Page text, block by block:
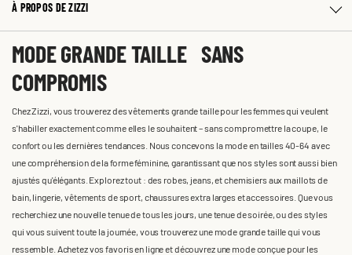
À PROPOS DE ZIZZI
MODE GRANDE TAILLE SANS
COMPROMIS
Chez Zizzi, vous trouverez des vêtements grande taille pour les femmes qui veulent
s'habiller exactement comme elles le souhaitent – sans compromettre la coupe, le
confort ou les dernières tendances. Nous concevons la mode en tailles 40-64 avec
une compréhension de la forme féminine, garantissant que nos styles sont aussi bien
ajustés qu'élégants. Explorez tout : des robes, jeans, et chemisiers aux maillots de
bain, lingerie, vêtements de sport, chaussures extra larges et accessoires. Que vous
recherchiez une nouvelle tenue de tous les jours, une tenue de soirée, ou des styles
qui vous suivent toute la journée, vous trouverez une mode grande taille qui vous
ressemble. Achetez vos favoris en ligne et découvrez une mode conçue pour les